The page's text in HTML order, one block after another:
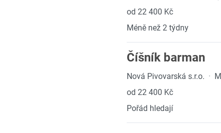
od 22 400 Kč
Méně než 2 týdny
Číšník barman
Nová Pivovarská s.r.o. ·
od 22 400 Kč
Pořád hledají